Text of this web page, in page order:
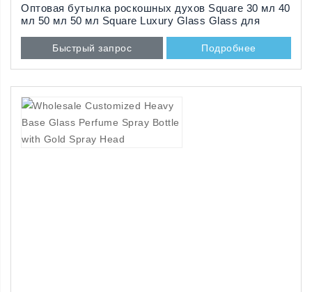
Оптовая бутылка роскошных духов Square 30 мл 40
мл 50 мл 50 мл Square Luxury Glass Glass для
Быстрый запрос Подробнее